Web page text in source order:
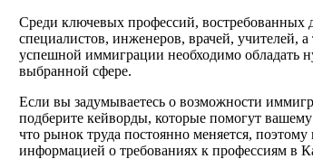
Среди ключевых профессий,
специалистов, инженеров, врачей, учителей,
успешной иммиграции необходимо обладать
выбранной сфере.
Если вы задумываетесь о возможности
подберите кейворды, которые помогут
что рынок труда постоянно меняется,
информацией о требованиях к профессиям в